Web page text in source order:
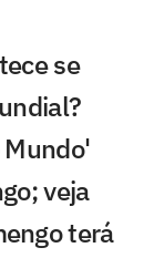
se
Mundo'
veja
terá